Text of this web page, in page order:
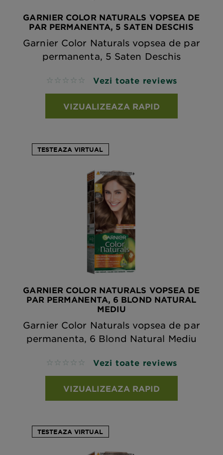
GARNIER COLOR NATURALS VOPSEA DE
PAR PERMANENTA, 5 SATEN DESCHIS
Garnier Color Naturals vopsea de par
permanenta, 5 Saten Deschis
No reviews Vezi toate reviews
VIZUALIZEAZA RAPID
TESTEAZA VIRTUAL
GARNIER COLOR NATURALS VOPSEA DE
PAR PERMANENTA, 6 BLOND NATURAL
MEDIU
Garnier Color Naturals vopsea de par
permanenta, 6 Blond Natural Mediu
No reviews Vezi toate reviews
VIZUALIZEAZA RAPID
TESTEAZA VIRTUAL